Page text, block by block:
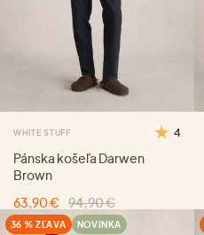
WHITE STUFF 4
Pánska košeľa Darwen
Brown
63,90 €
94,90 €
36 % ZĽAVA NOVINKA